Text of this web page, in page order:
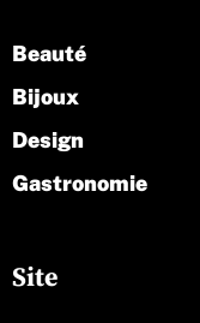
Site
Beauté
Bijoux
Design
Gastronomie